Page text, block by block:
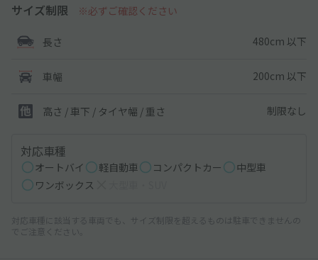
サイズ制限 ※必ずご確認ください
長さ 480cm 以下
車幅 200cm 以下
高さ / 車下 / タイヤ幅 / 重さ 制限なし
対応車種
オートバイ 軽自動車 コンパクトカー
中型車
ワンボックス
対応車種に該当する車両でも、サイズ制限を超えるものは駐車できませんの
でご注意ください。